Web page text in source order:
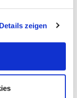
Details zeigen
ab,
wirklich